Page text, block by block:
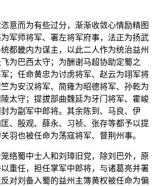
意而为有些过分，渐渐收敛心情励精图
军师将军、署左将军府事，法正为扬武
都畿内为谋主，以此二人作为统治益州
为巴西太守；为酬谢马超协助定蜀之
；任命黄忠为讨虏将军、赵云为翊军将
为安汉将军、简雍为昭德将军、孙乾为
太守；提拔部曲魏延为牙门将军、霍峻
为副军中郎将。其余陈到、马良、伊
、殷观、薛永、习祯、张存等都予以提
羽也被任命为荡寇将军、督荆州事。
络蜀中士人和刘璋旧党，除刘巴外，原
重任，担任掌军中郎将，与诸葛亮并署
对刘备入蜀的益州主簿黄权被任命为偏